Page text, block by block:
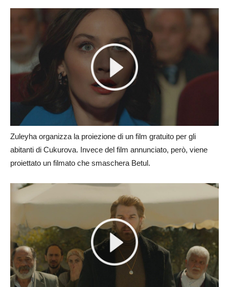
Zuleyha organizza la proiezione di un film gratuito per gli
abitanti di Cukurova. Invece del film annunciato, però, viene
proiettato un filmato che smaschera Betul.